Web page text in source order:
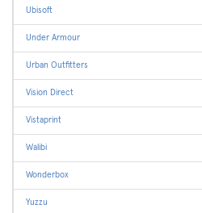
Ubisoft
Under Armour
Urban Outfitters
Vision Direct
Vistaprint
Walibi
Wonderbox
Yuzzu